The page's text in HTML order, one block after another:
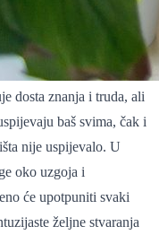
dosta znanja i truda, ali
baš svima, čak i
nije uspijevalo. U
oko uzgoja i
će upotpuniti svaki
željne stvaranja